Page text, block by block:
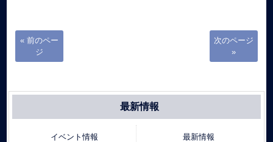
« 前のペー
ジ
次のページ
»
最新情報
イベント情報 最新情報